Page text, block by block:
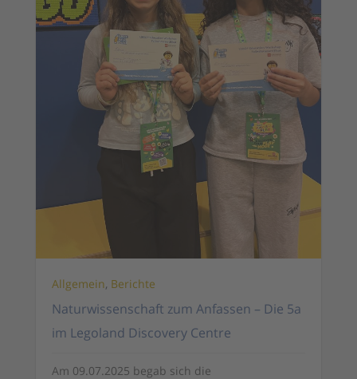
Allgemein, Berichte
Naturwissenschaft zum Anfassen – Die 5a
im Legoland Discovery Centre
Am 09.07.2025 begab sich die